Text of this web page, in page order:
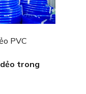
PVC
trong